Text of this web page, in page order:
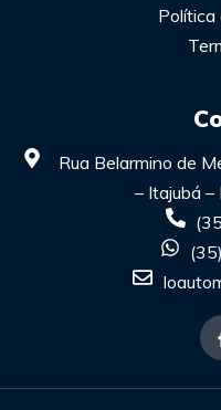
Política
Rua Belarmino de
– Itajubá